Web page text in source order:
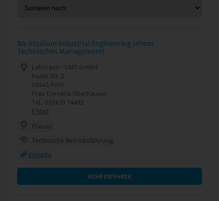
BA-Studium Industrial Engineering (ehem.
Technisches Management)
Lehmann - UMT GmbH
Kurze Str. 3
08543 Pöhl
Frau Cornelia Oberhauser
Tel.: 037439 74482
E-Mail
Plauen
Technische Betriebsführung
Website
MEHR ERFAHREN